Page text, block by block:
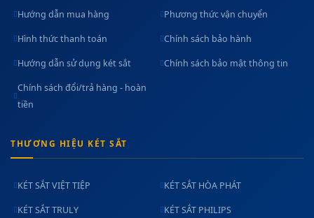
Hướng dẫn mua hàng Phương thức vận chuyển
Hình thức thanh toán Chính sách bảo hành
Hướng dẫn sử dụng két sắt Chính sách bảo mật thông tin
Chính sách đổi/trả hàng - hoàn
tiền
THƯƠNG HIỆU KÉT SẮT
KÉT SẮT VIỆT TIỆP KÉT SẮT HÒA PHÁT
KÉT SẮT TRULY KÉT SẮT PHILIPS